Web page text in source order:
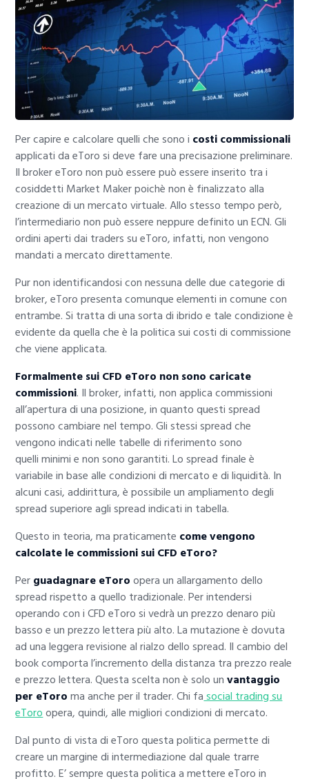
Per capire e calcolare quelli che sono i costi commissionali
applicati da eToro si deve fare una precisazione preliminare.
Il broker eToro non può essere può essere inserito tra i
cosiddetti Market Maker poichè non è finalizzato alla
creazione di un mercato virtuale. Allo stesso tempo però,
l’intermediario non può essere neppure definito un ECN. Gli
ordini aperti dai traders su eToro, infatti, non vengono
mandati a mercato direttamente.
Pur non identificandosi con nessuna delle due categorie di
broker, eToro presenta comunque elementi in comune con
entrambe. Si tratta di una sorta di ibrido e tale condizione è
evidente da quella che è la politica sui costi di commissione
che viene applicata.
Formalmente sui CFD eToro non sono caricate
commissioni. Il broker, infatti, non applica commissioni
all’apertura di una posizione, in quanto questi spread
possono cambiare nel tempo. Gli stessi spread che
vengono indicati nelle tabelle di riferimento sono
quelli minimi e non sono garantiti. Lo spread finale è
variabile in base alle condizioni di mercato e di liquidità. In
alcuni casi, addirittura, è possibile un ampliamento degli
spread superiore agli spread indicati in tabella.
Questo in teoria, ma praticamente come vengono
calcolate le commissioni sui CFD eToro?
Perguadagnare eToroopera un allargamento dello
spread rispetto a quello tradizionale. Per intendersi
operando con i CFD eToro si vedrà un prezzo denaro più
basso e un prezzo lettera più alto. La mutazione è dovuta
ad una leggera revisione al rialzo dello spread. Il cambio del
book comporta l’incremento della distanza tra prezzo reale
e prezzo lettera. Questa scelta non è solo unvantaggio
per eToroma anche per il trader. Chi fasocial trading su
eToroopera, quindi, alle migliori condizioni di mercato.
Dal punto di vista di eToro questa politica permette di
creare un margine di intermediazione dal quale trarre
profitto. E’ sempre questa politica a mettere eToro in